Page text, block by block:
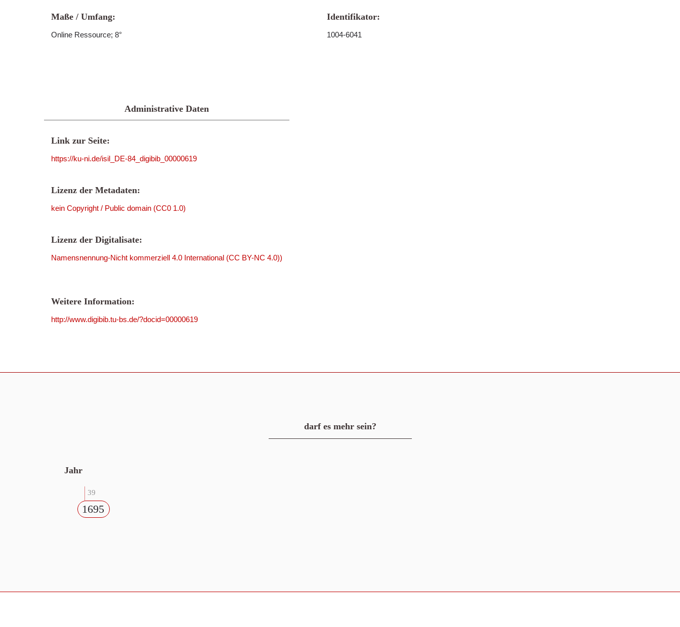
Maße / Umfang:
Online Ressource; 8°
Identifikator:
1004-6041
Administrative Daten
Link zur Seite:
https://ku-ni.de/isil_DE-84_digibib_00000619
Lizenz der Metadaten:
kein Copyright / Public domain (CC0 1.0)
Lizenz der Digitalisate:
Namensnennung-Nicht kommerziell 4.0 International (CC BY-NC 4.0))
Weitere Information:
http://www.digibib.tu-bs.de/?docid=00000619
darf es mehr sein?
Jahr
39
1695